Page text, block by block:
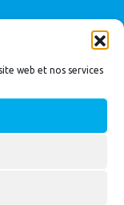
web et nos services